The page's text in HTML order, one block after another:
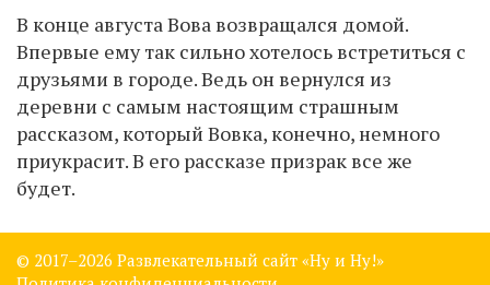
В конце августа Вова возвращался домой.
Впервые ему так сильно хотелось встретиться с
друзьями в городе. Ведь он вернулся из
деревни с самым настоящим страшным
рассказом, который Вовка, конечно, немного
приукрасит. В его рассказе призрак все же
будет.
© 2017–2026 Развлекательный сайт «Ну и Ну!»